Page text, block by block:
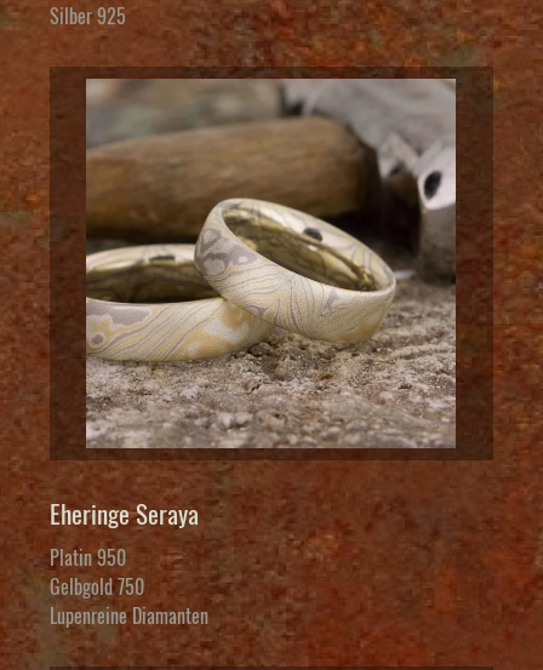
Silber 925
Eheringe Seraya
Platin 950
Gelbgold 750
Lupenreine Diamanten